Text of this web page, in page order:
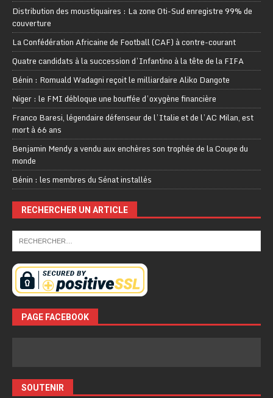
Distribution des moustiquaires : La zone Oti-Sud enregistre 99% de
couverture
La Confédération Africaine de Football (CAF) à contre-courant
Quatre candidats à la succession d’Infantino à la tête de la FIFA
Bénin : Romuald Wadagni reçoit le milliardaire Aliko Dangote
Niger : le FMI débloque une bouffée d’oxygène financière
Franco Baresi, légendaire défenseur de l’Italie et de l’AC Milan, est
mort à 66 ans
Benjamin Mendy a vendu aux enchères son trophée de la Coupe du
monde
Bénin : les membres du Sénat installés
RECHERCHER UN ARTICLE
PAGE FACEBOOK
SOUTENIR